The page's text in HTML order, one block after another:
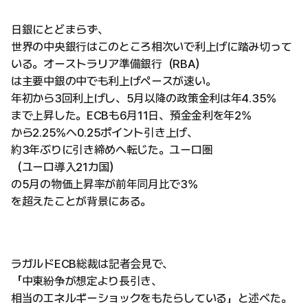
日銀にとどまらず、
世界の中央銀行はこのところ相次いで利上げに踏み切って
いる。オーストラリア準備銀行（RBA）
は主要中銀の中でも利上げペースが速い。
年初から3回利上げし、5月以降の政策金利は年4.35%
まで上昇した。ECBも6月11日、預金金利を年2%
から2.25%へ0.25ポイント引き上げ、
約3年ぶりに引き締めへ転じた。ユーロ圏
（ユーロ導入21カ国）
の5月の物価上昇率が前年同月比で3%
を超えたことが背景にある。
ラガルドECB総裁は記者会見で、
「中東紛争が想定より長引き、
相当のエネルギーショックをもたらしている」と述べた。